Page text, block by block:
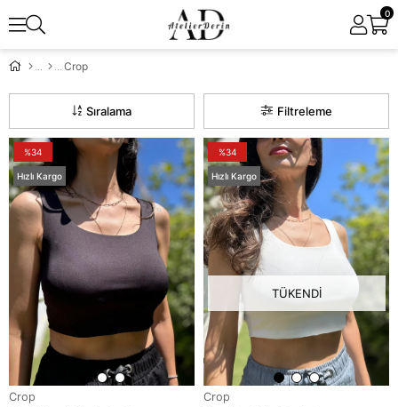
0
Crop
Filtreleme
Sıralama
Crop
%34
Hızlı Kargo
TÜKENDI
Crop
%34
Hızlı Kargo